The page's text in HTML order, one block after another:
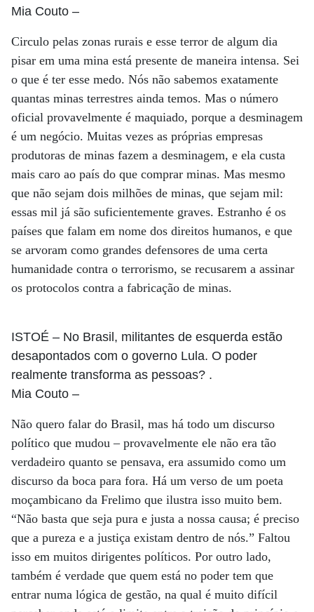
Mia Couto –
Circulo pelas zonas rurais e esse terror de algum dia
pisar em uma mina está presente de maneira intensa. Sei
o que é ter esse medo. Nós não sabemos exatamente
quantas minas terrestres ainda temos. Mas o número
oficial provavelmente é maquiado, porque a desminagem
é um negócio. Muitas vezes as próprias empresas
produtoras de minas fazem a desminagem, e ela custa
mais caro ao país do que comprar minas. Mas mesmo
que não sejam dois milhões de minas, que sejam mil:
essas mil já são suficientemente graves. Estranho é os
países que falam em nome dos direitos humanos, e que
se arvoram como grandes defensores de uma certa
humanidade contra o terrorismo, se recusarem a assinar
os protocolos contra a fabricação de minas.
ISTOÉ – No Brasil, militantes de esquerda estão
desapontados com o governo Lula. O poder
realmente transforma as pessoas? .
Mia Couto –
Não quero falar do Brasil, mas há todo um discurso
político que mudou – provavelmente ele não era tão
verdadeiro quanto se pensava, era assumido como um
discurso da boca para fora. Há um verso de um poeta
moçambicano da Frelimo que ilustra isso muito bem.
“Não basta que seja pura e justa a nossa causa; é preciso
que a pureza e a justiça existam dentro de nós.” Faltou
isso em muitos dirigentes políticos. Por outro lado,
também é verdade que quem está no poder tem que
entrar numa lógica de gestão, na qual é muito difícil